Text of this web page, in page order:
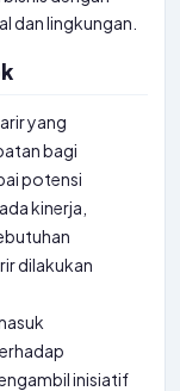
dan lingkungan.
yang
bagi
potensi
kinerja,
dilakukan
inisiatif